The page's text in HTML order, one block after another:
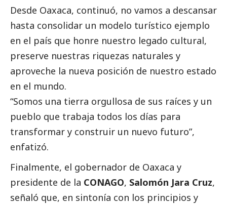
Desde Oaxaca, continuó, no vamos a descansar
hasta consolidar un modelo turístico ejemplo
en el país que honre nuestro legado cultural,
preserve nuestras riquezas naturales y
aproveche la nueva posición de nuestro estado
en el mundo.
“Somos una tierra orgullosa de sus raíces y un
pueblo que trabaja todos los días para
transformar y construir un nuevo futuro”,
enfatizó.
Finalmente, el gobernador de Oaxaca y
presidente de la CONAGO, Salomón Jara Cruz,
señaló que, en sintonía con los principios y